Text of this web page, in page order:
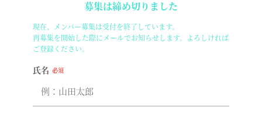
募集は締め切りました
現在、メンバー募集は受付を終了しています。
再募集を開始した際にメールでお知らせします。よろしければ
ご登録ください。
氏名 必須